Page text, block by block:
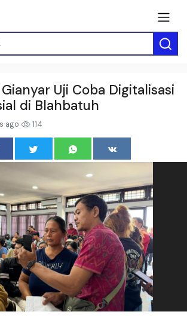
Uji Coba Digitalisasi
di Blahbatuh
ago 114